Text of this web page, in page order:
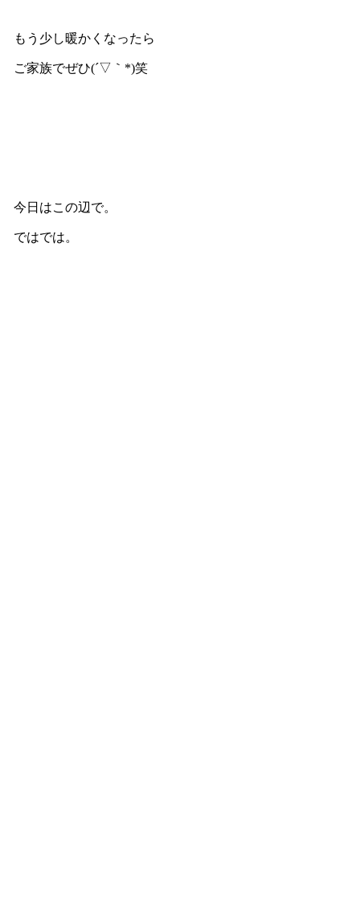
もう少し暖かくなったら
ご家族でぜひ(´▽｀*)笑
今日はこの辺で。
ではでは。